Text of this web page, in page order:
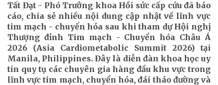
Tất Đạt - Phó Trưởng khoa Hồi sức cấp cứu đã báo
cáo, chia sẻ nhiều nội dung cập nhật về lĩnh vực
tim mạch - chuyển hóa sau khi tham dự Hội nghị
Thượng đỉnh Tim mạch - Chuyển hóa Châu Á
2026 (Asia Cardiometabolic Summit 2026) tại
Manila, Philippines. Đây là diễn đàn khoa học uy
tín quy tụ các chuyên gia hàng đầu khu vực trong
lĩnh vực tim mạch, chuyển hóa, đái tháo đường và